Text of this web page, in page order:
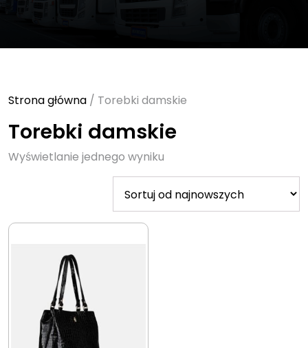
Strona główna / Torebki damskie
Torebki damskie
Wyświetlanie jednego wyniku